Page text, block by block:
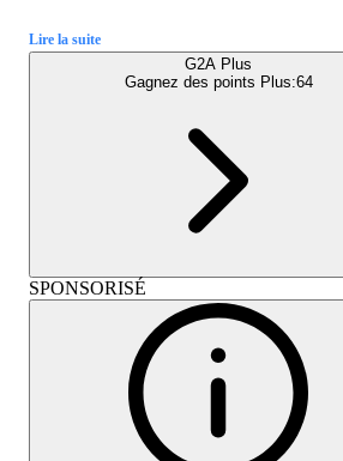
Lire la suite
G2A Plus
Gagnez des points Plus:64
SPONSORISÉ